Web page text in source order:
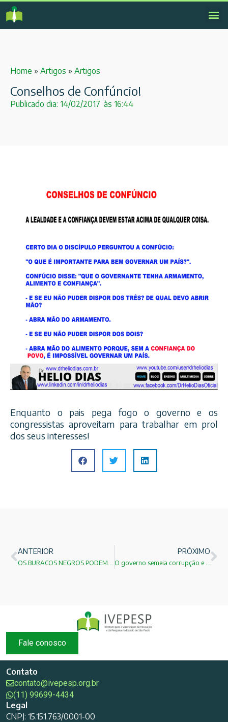
Home » Artigos » Artigos
Conselhos de Confúncio!
Publicado dia: 14/02/2017 às 16:44
Enquanto o pais pega fogo o governo e os
congressistas aproveitam para trabalhar em prol
dos seus interesses!
ANTERIOR PRÓXIMO
Fale conosco
Contato
contato@ivepesp.org.br
(11) 99699-4434
Legal
CNPJ: 15.151.763/0001-00